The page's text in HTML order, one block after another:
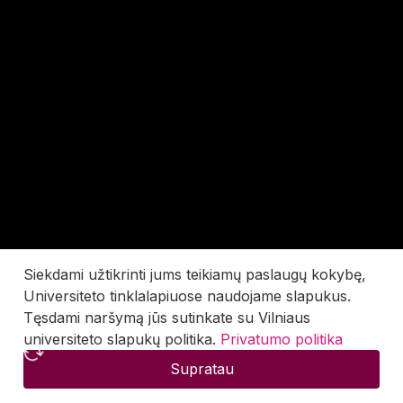
Siekdami užtikrinti jums teikiamų paslaugų kokybę,
Universiteto tinklalapiuose naudojame slapukus.
Tęsdami naršymą jūs sutinkate su Vilniaus
universiteto slapukų politika. Privatumo politika
Supratau